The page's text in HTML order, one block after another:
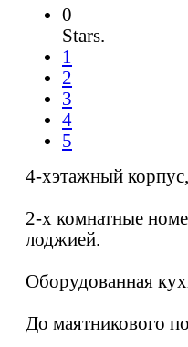
0
Stars.
1
2
3
4
5
4-хэтажный
2-х комнатные
лоджией.
Оборудованная
До маятникового